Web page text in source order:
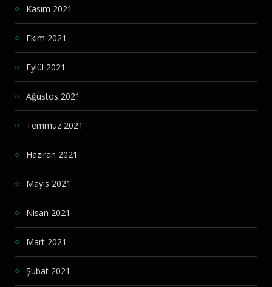
Kasım 2021
Ekim 2021
Eylül 2021
Ağustos 2021
Temmuz 2021
Haziran 2021
Mayıs 2021
Nisan 2021
Mart 2021
Şubat 2021